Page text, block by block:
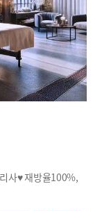
사♥ 재방율100%,